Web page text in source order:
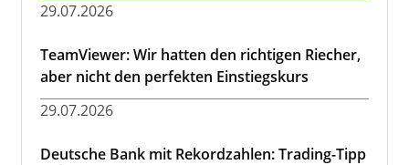
29.07.2026
TeamViewer: Wir hatten den richtigen Riecher,
aber nicht den perfekten Einstiegskurs
29.07.2026
Deutsche Bank mit Rekordzahlen: Trading-Tipp